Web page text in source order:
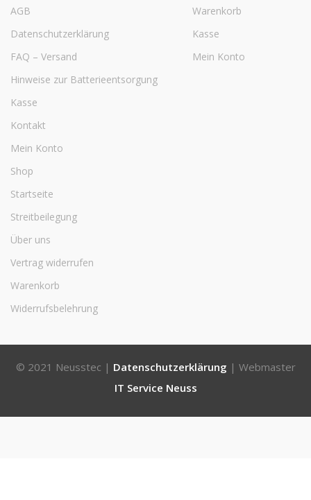
AGB
Datenschutzerklärung
FAQ – Versand
Hinweise zur Batterieentsorgung
Kasse
Kontakt
Mein Konto
Shop
Startseite
Streitbeilegung
Über uns
Vertrag widerrufen
Warenkorb
Widerrufsbelehrung
Warenkorb
Kasse
Mein Konto
© 2021 Neusstec | Datenschutzerklärung | Webmaster
IT Service Neuss